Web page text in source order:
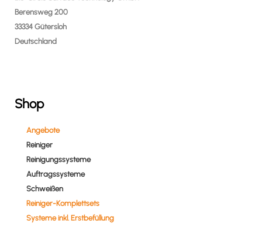
Berensweg 200
33334 Gütersloh
Deutschland
Shop
Angebote
Reiniger
Reinigungssysteme
Auftragssysteme
Schweißen
Reiniger-Komplettsets
Systeme inkl. Erstbefüllung